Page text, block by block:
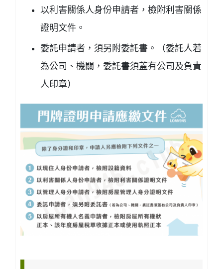
以利害關係人身份申請者，檢附利害關係
證明文件。
委託申請者，須另附委託書。（委託人若
為公司、機關，委託書須蓋有公司及負責
人印章）